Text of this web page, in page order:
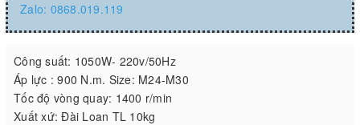
Zalo: 0868.019.119
Công suất: 1050W- 220v/50Hz
Áp lực : 900 N.m. Size: M24-M30
Tốc độ vòng quay: 1400 r/min
Xuất xứ: Đài Loan TL 10kg